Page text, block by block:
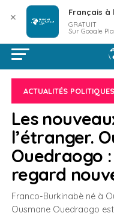
ACTUALITÉS POLITIQUES
Les
l’étranger.
Ouedraogo
regard
Franco-Burkinabè né à
Ousmane Ouedraogo
✕ Français
GRATUIT
Sur Google